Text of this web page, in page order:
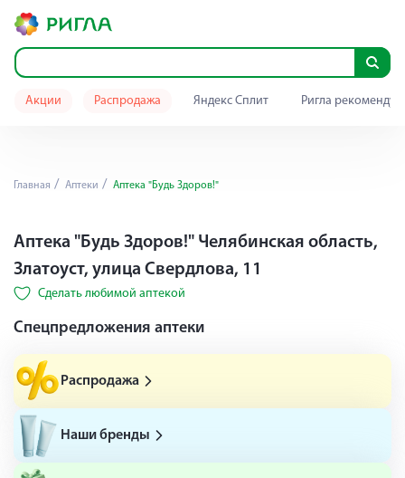
Акции Распродажа Яндекс Сплит Ригла
Главная Аптеки Аптека "Будь Здоров!"
Аптека "Будь Здоров!" Челябинская область,
Златоуст, улица Свердлова, 11
Сделать любимой аптекой
Cпецпредложения аптеки
Распродажа
Наши бренды